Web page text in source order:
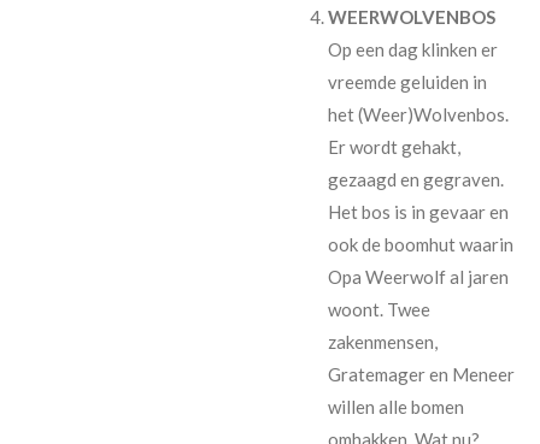
WEERWOLVENBOS
Op een dag klinken er
vreemde geluiden in
het (Weer)Wolvenbos.
Er wordt gehakt,
gezaagd en gegraven.
Het bos is in gevaar en
ook de boomhut waarin
Opa Weerwolf al jaren
woont. Twee
zakenmensen,
Gratemager en Meneer
willen alle bomen
omhakken. Wat nu?